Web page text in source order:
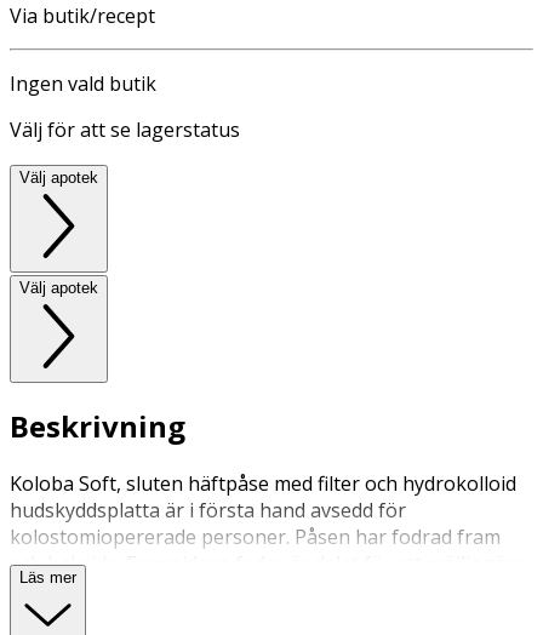
Via butik/recept
Ingen vald butik
Välj för att se lagerstatus
Välj apotek
Välj apotek
Beskrivning
Koloba Soft, sluten häftpåse med filter och hydrokolloid
hudskyddsplatta är i första hand avsedd för
kolostomiopererade personer. Påsen har fodrad fram
och baksida. Framsidans foder är delat för att möjliggöra
inspektion.
Läs mer